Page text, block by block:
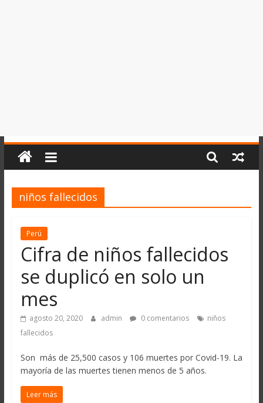
niños fallecidos
Perú
Cifra de niños fallecidos
se duplicó en solo un
mes
agosto 20, 2020 admin 0 comentarios
niños
fallecidos
Son más de 25,500 casos y 106 muertes por Covid-19. La
mayoría de las muertes tienen menos de 5 años.
Leer más